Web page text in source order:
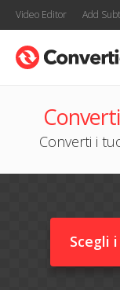
Video Editor Add
Converti i
Scegli